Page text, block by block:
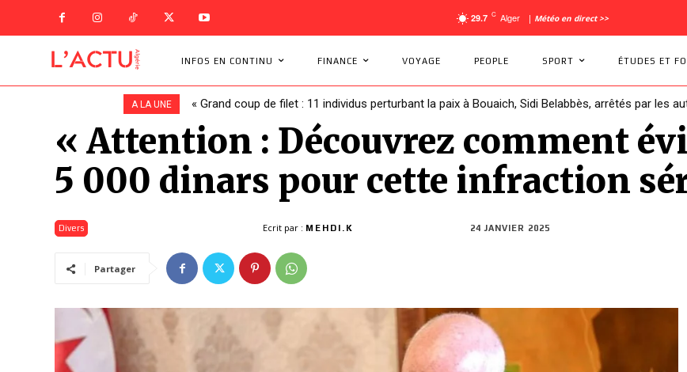
29.7 C Alger | Météo en direct >>
INFOS EN CONTINU FINANCE VOYAGE PEOPLE SPORT ÉTUDES ET
A LA UNE « Grand coup de filet : 11 individus perturbant la paix à Bouaich, Sidi Belabbès, arrêtés par les
Un bouleversement à la CAF : la Coupe d’Afrique des Nations se retrouve sans pays hôte !
« Attention : Découvrez comment
5 000 dinars pour cette infraction
Divers Ecrit par : MEHDI.K 24 JANVIER 2025
Partager